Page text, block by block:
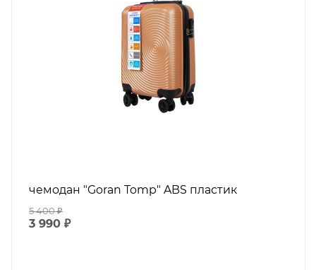
чемодан "Goran Tomp" ABS пластик
5 400₽
3 990 ₽